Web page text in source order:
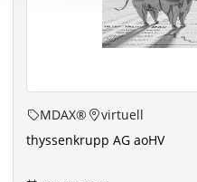
MDAX®
virtuell
thyssenkrupp AG aoHV